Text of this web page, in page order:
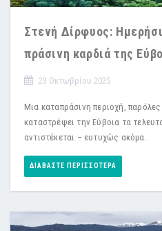
Στενή Δίρφυος:
πράσινη καρδιά της
23 Οκτωβρίου 2025
Μια καταπράσινη περιοχή,
καταστρέψει την Εύβοια τα
αντιστέκεται – ευτυχώς ακόμα.
ΔΙΑΒΆΣΤΕ ΠΕΡΙΣΣΌΤΕΡΑ